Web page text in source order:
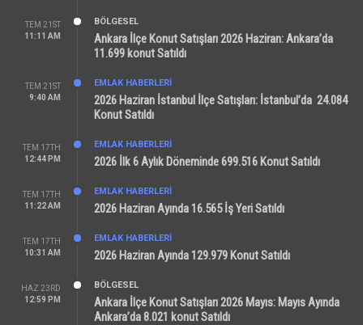
TEM 21ST
11:11 AM
BÖLGESEL
Ankara İlçe Konut Satışları 2026 Haziran: Ankara’da
11.699 konut Satıldı
TEM 21ST
9:40 AM
EMLAK HABERLERI
2026 Haziran İstanbul İlçe Satışları: İstanbul’da 24.084
Konut Satıldı
TEM 17TH
12:44 PM
EMLAK HABERLERI
2026 İlk 6 Aylık Döneminde 699.516 Konut Satıldı
TEM 17TH
11:22 AM
EMLAK HABERLERI
2026 Haziran Ayında 16.565 İş Yeri Satıldı
TEM 17TH
10:31 AM
EMLAK HABERLERI
2026 Haziran Ayında 129.979 Konut Satıldı
HAZ 23RD
12:59 PM
BÖLGESEL
Ankara İlçe Konut Satışları 2026 Mayıs: Mayıs Ayında
Ankara’da 8.021 konut Satıldı